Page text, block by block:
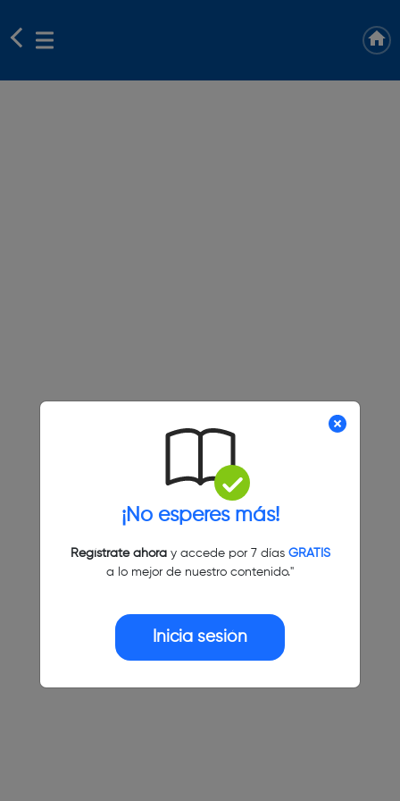
¡No esperes más!
Regístrate ahoray accede por 7 días GRATIS
a lo mejor de nuestro contenido."
Inicia sesión